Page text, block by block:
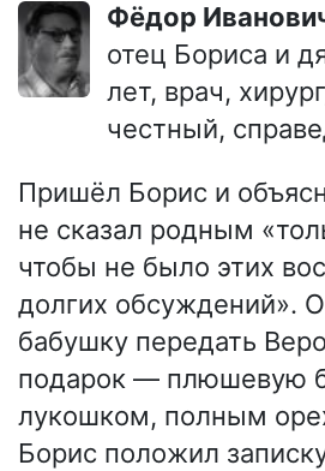
Фёдор
отец Бориса и
лет, врач,
честный,
Пришёл Борис и
не сказал родным
чтобы не было этих
долгих обсуждений».
бабушку передать
подарок — плюшевую
лукошком, полным
Борис положил